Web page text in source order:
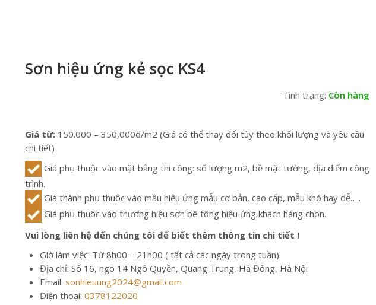
Sơn hiệu ứng kẻ sọc KS4
Tình trạng: Còn hàng
Giá từ: 150.000 – 350,000đ/m2 (Giá có thể thay đổi tùy theo khối lượng và yêu cầu
chi tiết)
Giá phụ thuộc vào mặt bằng thi công: số lượng m2, bề mặt tường, địa điểm công
trình.
Giá thành phụ thuộc vào mầu hiệu ứng mẫu cơ bản, cao cấp, mẫu khó hay dễ…..
Giá phụ thuộc vào thương hiệu sơn bê tông hiệu ứng khách hàng chọn.
Vui lòng liên hệ đến chúng tôi để biết thêm thông tin chi tiết !
Giờ làm việc: Từ 8h00 – 21h00 ( tất cả các ngày trong tuần)
Địa chỉ: Số 16, ngõ 14 Ngô Quyền, Quang Trung, Hà Đông, Hà Nội
Email: sonhieuung2024@gmail.com
Điện thoại: 0378122020